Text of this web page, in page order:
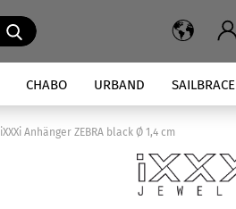
CHABO URBAND SAILBRACE
iXXXi Anhänger ZEBRA black Ø 1,4 cm